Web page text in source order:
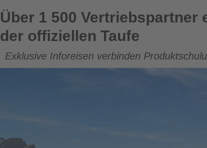
Über 1 500 Vertriebspartner erleben die Mein Schiff
Über 1 500 Vertriebspartner
der offiziellen Taufe
Exklusive Inforeisen verbinden